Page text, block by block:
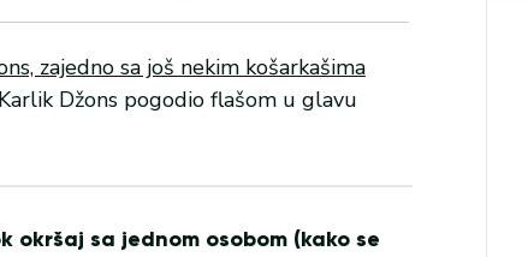
zajedno sa još nekim košarkašima
Džons pogodio flašom u glavu
okršaj sa jednom osobom (kako se